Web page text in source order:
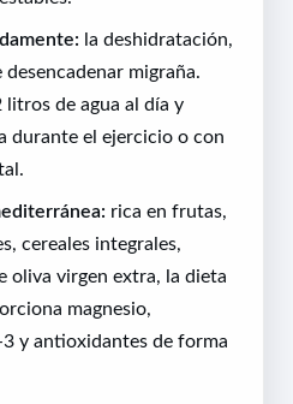
la deshidratación,
migraña.
litros de agua al día y
durante el ejercicio o con
rica en frutas,
cereales integrales,
oliva virgen extra, la dieta
magnesio,
y antioxidantes de forma